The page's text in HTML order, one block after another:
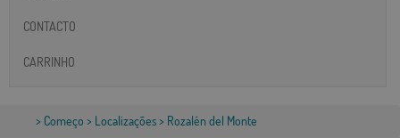
CONTACTO
CARRINHO
> Começo > Localizações> Rozalén del Monte